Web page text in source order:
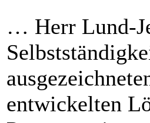
… Herr Lund-
entwickelten